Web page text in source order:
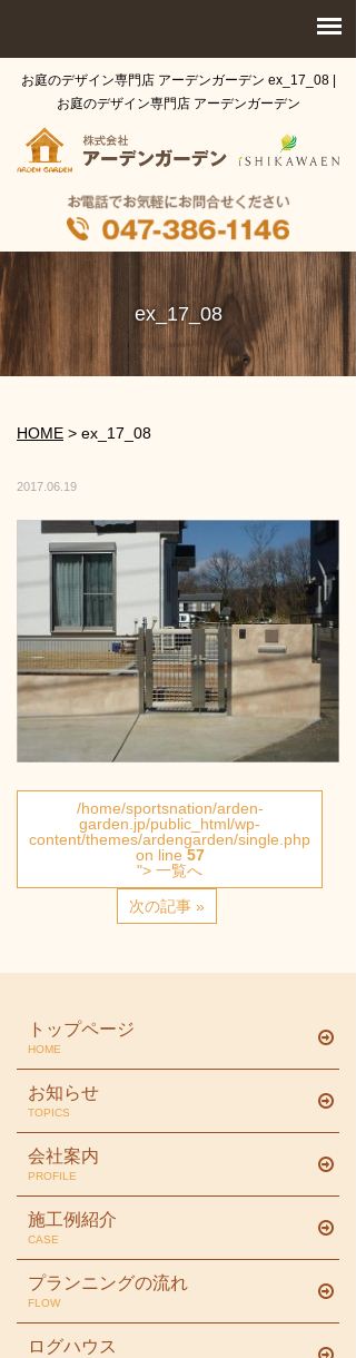
お庭のデザイン専門店 アーデンガーデン ex_17_08 |
お庭のデザイン専門店 アーデンガーデン
ex_17_08
HOME > ex_17_08
2017.06.19
/home/sportsnation/arden-
garden.jp/public_html/wp-
content/themes/ardengarden/single.php
on line 57
"> 一覧へ
次の記事 »
トップページ
HOME
お知らせ
TOPICS
会社案内
PROFILE
施工例紹介
CASE
プランニングの流れ
FLOW
ログハウス